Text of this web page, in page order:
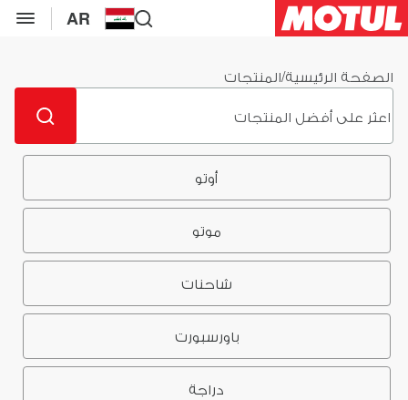
AR
الصفحة الرئيسية/المنتجات
أوتو
موتو
شاحنات
باورسبورت
دراجة